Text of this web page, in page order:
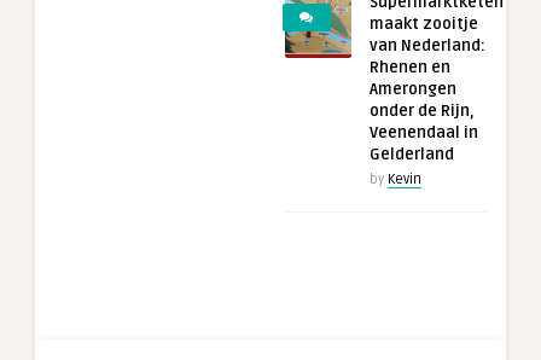
maakt zooitje
van Nederland:
Rhenen en
Amerongen
onder de Rijn,
Veenendaal in
Gelderland
by Kevin